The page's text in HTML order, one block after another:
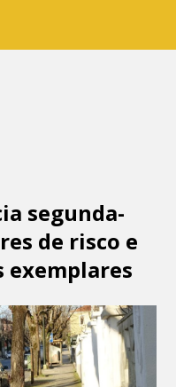
segunda-
de risco e
exemplares